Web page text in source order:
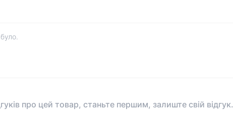
про цей товар, станьте першим, залиште свій відгук.